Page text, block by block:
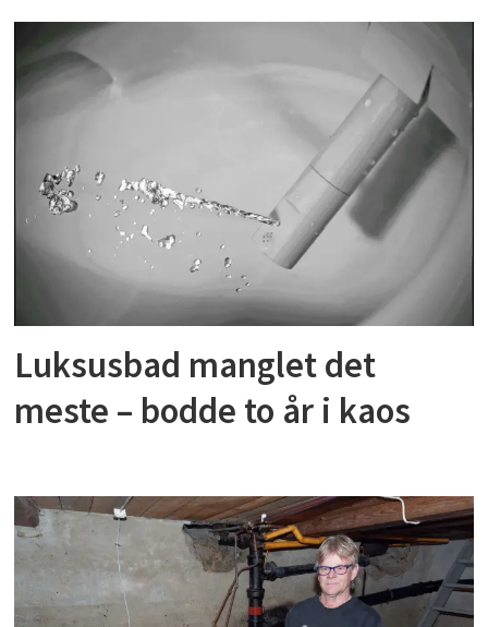
Luksusbad manglet det
meste – bodde to år i kaos